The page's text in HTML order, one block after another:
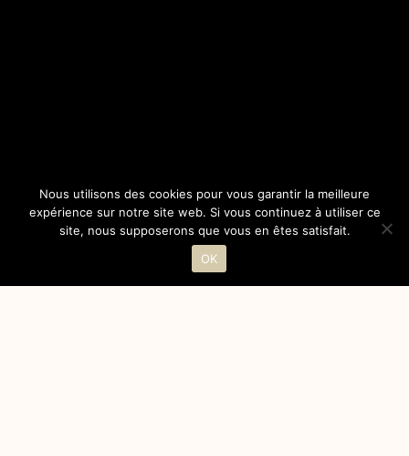
Nous utilisons des cookies pour vous garantir la meilleure
expérience sur notre site web. Si vous continuez à utiliser ce
site, nous supposerons que vous en êtes satisfait.
OK